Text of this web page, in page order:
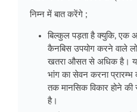
निम्न में बात करेंगे ;
बिल्कुल पड़ता है क्युकि, एक
कैनबिस उपयोग करने वाले
खतरा औसत से अधिक है।
भांग का सेवन करना
तक मानसिक विकार होने
है।